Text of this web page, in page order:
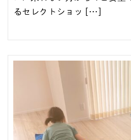
るセレクトショッ […]